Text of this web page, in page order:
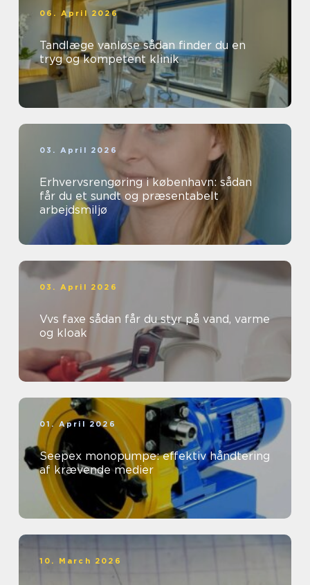
06. April 2026
Tandlæge vanløse sådan finder du en
tryg og kompetent klinik
03. April 2026
Erhvervsrengøring i københavn: sådan
får du et sundt og præsentabelt
arbejdsmiljø
03. April 2026
Vvs faxe sådan får du styr på vand, varme
og kloak
01. April 2026
Seepex monopumpe: effektiv håndtering
af krævende medier
10. March 2026